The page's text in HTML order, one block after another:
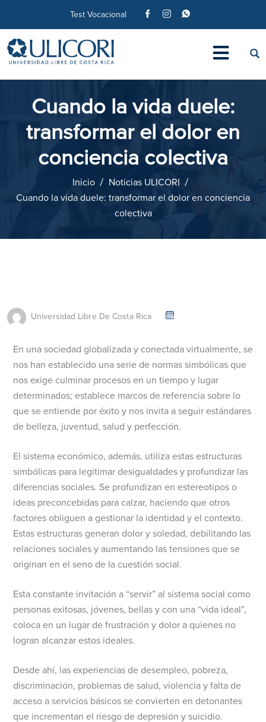
Test Vocacional
Cuando la vida duele:
transformar el dolor en
conciencia colectiva
Inicio
Noticias ULICORI
Cuando la vida duele: transformar el dolor en conciencia
colectiva
Universidad Libre De Costa Rica
En una sociedad globalizada y conectada virtualmente, se
nos han establecido una serie de normas simbólicas que
nos exige culminar procesos en un tiempo y lugar
determinados; establece marcos de referencia sobre lo
que se entiende por éxito y nos invita a seguir estándares
de belleza, juventud, salud y perfección.
El sistema económico, además, utiliza estas estructuras
simbólicas para legitimar desigualdades y profundizar las
diferencias sociales. Se profundizan en estereotipos o
ideas preconcebidas para calzar, haciendo que otros
factores obliguen a gestionar la identidad y el contexto.
Estas estructuras generan dolor y soledad, debilitando las
relaciones sociales y aumentando las tensiones que se
originan en el seno de la cuestión social.
Esta constante invitación a “servir” al sistema social como
personas exitosas, jóvenes, bellas y con una “vida ideal”,
coloca en un lugar de frustración y dolor a quienes no
logran alcanzar estos ideales.
Desde ahí, las experiencias de desempleo, pobreza,
discriminación, problemas de salud, violencia y falta de
acceso a servicios básicos se convierten en detonantes
que incrementan el riesgo de depresión y suicidio.